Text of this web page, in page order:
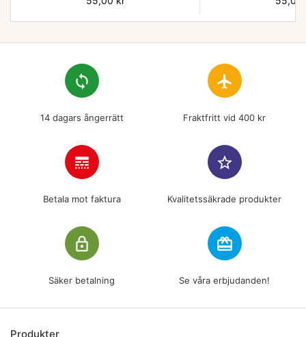
loop
14 dagars ångerrätt
flight
Fraktfritt vid 400 kr
line_style
Betala mot faktura
star_border
Kvalitetssäkrade produkter
lock_outline
Säker betalning
redeem
Se våra erbjudanden!
Produkter